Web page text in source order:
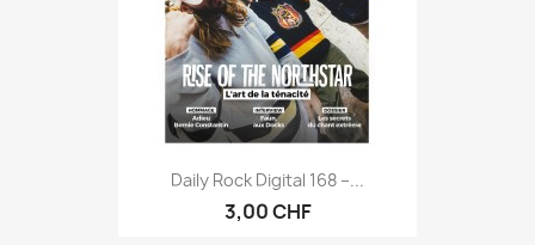
Daily Rock Digital 168 –...
3,00 CHF